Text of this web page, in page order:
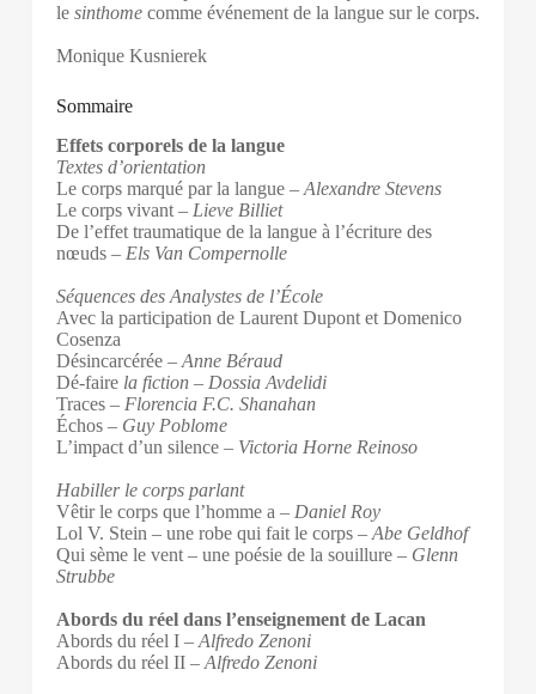
le sinthomecomme événement de la langue sur le corps.
Monique Kusnierek
Sommaire
Effets corporels de la langue
Textes d’orientation
Le corps marqué par la langue – Alexandre Stevens
Le corps vivant– Lieve Billiet
De l’effet traumatique de la langue à l’écriture des
nœuds – Els Van Compernolle
Séquences des Analystes de l’École
Avec la participation de Laurent Dupont et Domenico
Cosenza
Désincarcérée –Anne Béraud
Dé-fairela fiction– Dossia Avdelidi
Traces – Florencia F.C. Shanahan
Échos – Guy Poblome
L’impact d’un silence – Victoria Horne Reinoso
Habiller le corps parlant
Vêtir le corps que l’homme a – Daniel Roy
Lol V. Stein – une robe qui fait le corps – Abe Geldhof
Qui sème le vent – une poésie de la souillure – Glenn
Strubbe
Abords du réel dans l’enseignement de Lacan
Abords du réel I – Alfredo Zenoni
Abords du réel II –Alfredo Zenoni